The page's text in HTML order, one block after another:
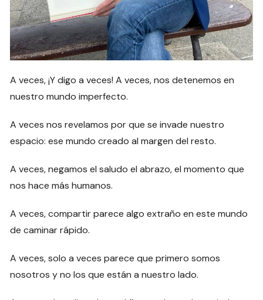
A veces, ¡Y digo a veces! A veces, nos detenemos en
nuestro mundo imperfecto.
A veces nos revelamos por que se invade nuestro
espacio: ese mundo creado al margen del resto.
A veces, negamos el saludo el abrazo, el momento que
nos hace más humanos.
A veces, compartir parece algo extraño en este mundo
de caminar rápido.
A veces, solo a veces parece que primero somos
nosotros y no los que están a nuestro lado.